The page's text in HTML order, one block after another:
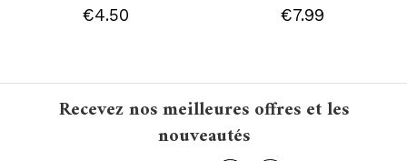
€4.50 €7.99
Recevez nos meilleures offres et les
nouveautés